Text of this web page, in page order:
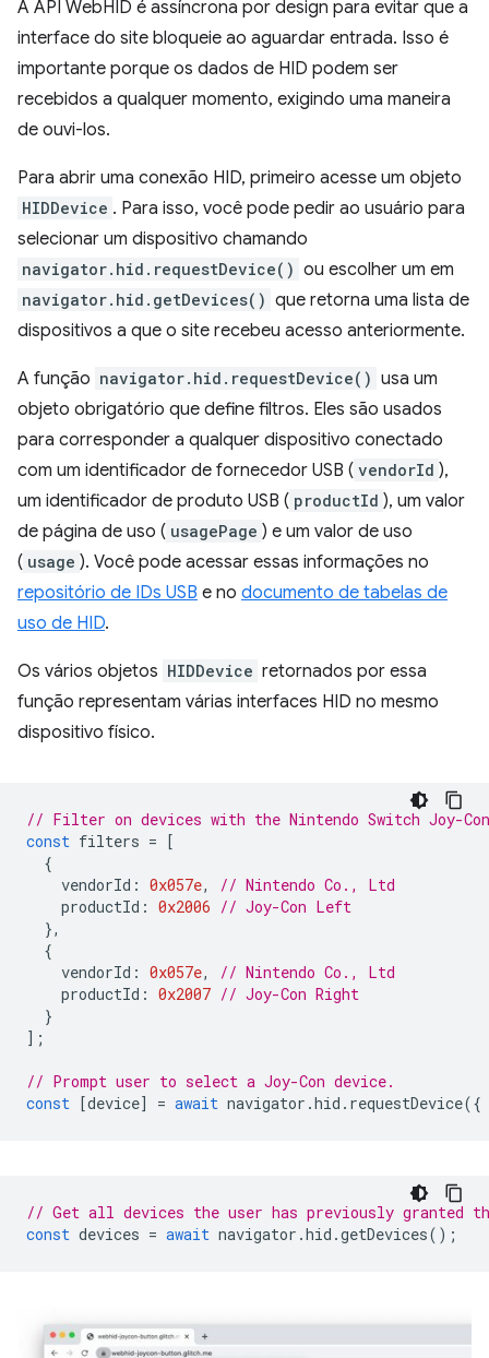
A API WebHID é assíncrona por design para evitar que a
interface do site bloqueie ao aguardar entrada. Isso é
importante porque os dados de HID podem ser
recebidos a qualquer momento, exigindo uma maneira
de ouvi-los.
Para abrir uma conexão HID, primeiro acesse um objeto
HIDDevice . Para isso, você pode pedir ao usuário para
selecionar um dispositivo chamando
navigator.hid.requestDevice() ou escolher um em
navigator.hid.getDevices() que retorna uma lista de
dispositivos a que o site recebeu acesso anteriormente.
A função navigator.hid.requestDevice() usa um
objeto obrigatório que define filtros. Eles são usados
para corresponder a qualquer dispositivo conectado
com um identificador de fornecedor USB ( vendorId ),
um identificador de produto USB ( productId ), um valor
de página de uso ( usagePage ) e um valor de uso
( usage ). Você pode acessar essas informações no
repositório de IDs USB e no documento de tabelas de
uso de HID.
Os vários objetos HIDDevice retornados por essa
função representam várias interfaces HID no mesmo
dispositivo físico.
// Filter on devices with the Nintendo Switch Joy-Con
const filters = [
{
vendorId : 0x057e,
// Nintendo Co., Ltd
productId : 0x2006 // Joy-Con Left
},
{
vendorId : 0x057e,
// Nintendo Co., Ltd
productId : 0x2007 // Joy-Con Right
}
];
// Prompt user to select a Joy-Con device.
const [device] = await navigator .hid . requestDevice({
// Get all devices the user has previously granted
const devices = await navigator .hid .getDevices();